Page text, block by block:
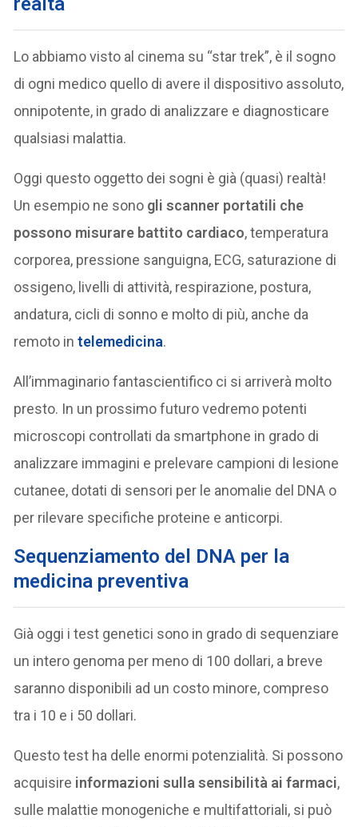
Lo abbiamo visto al cinema su “star trek”, è il sogno
di ogni medico quello di avere il dispositivo assoluto,
onnipotente, in grado di analizzare e diagnosticare
qualsiasi malattia.
Oggi questo oggetto dei sogni è già (quasi) realtà!
Un esempio ne sono gli scanner portatili che
possono misurare battito cardiaco, temperatura
corporea, pressione sanguigna, ECG, saturazione di
ossigeno, livelli di attività, respirazione, postura,
andatura, cicli di sonno e molto di più, anche da
remoto intelemedicina.
All’immaginario fantascientifico ci si arriverà molto
presto. In un prossimo futuro vedremo potenti
microscopi controllati da smartphone in grado di
analizzare immagini e prelevare campioni di lesione
cutanee, dotati di sensori per le anomalie del DNA o
per rilevare specifiche proteine e anticorpi.
Sequenziamento del DNA per la
medicina preventiva
Già oggi i test genetici sono in grado di sequenziare
un intero genoma per meno di 100 dollari, a breve
saranno disponibili ad un costo minore, compreso
tra i 10 e i 50 dollari.
Questo test ha delle enormi potenzialità. Si possono
acquisire informazioni sulla sensibilità ai farmaci,
sulle malattie monogeniche e multifattoriali, si può